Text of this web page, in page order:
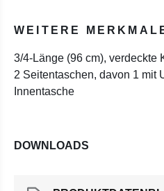
WEITERE
3/4-Länge (96 cm), verdeckte
2 Seitentaschen, davon 1 mit
Innentasche
DOWNLOADS